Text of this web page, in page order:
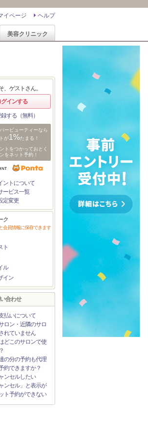
ヘルプ
イページ
美容クリニック
、ゲストさん。
グインする
する（無料）
ービューティーなら
が1%たまる！
トをつかっておとく
をネット予約！
ントについて
ービス一覧
定変更
ク
会員情報に保存できます
ト
ル
イン
合わせ
払いについて
ロン・近隣のサロ
れていません
どこのサロンで使
の分の予約も代理
約できますか？
ンセルしたい
ンセル」と表示が
ト予約ができない